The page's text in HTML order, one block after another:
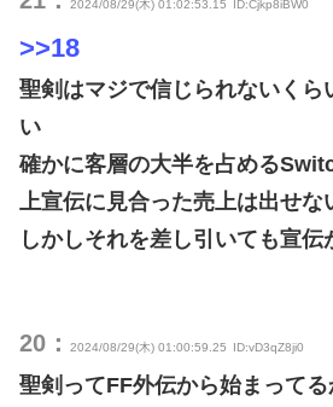
2024/08/29(木) 01:02:53.15 ID:Cjkp8iBW0
>>18
聖剣はマジで信じられないくら
い
確かに客層の大半を占める
上宣伝に見合った売上は出せな
しかしそれを差し引いても宣伝
20： 2024/08/29(木) 01:00:59.25 ID:vD3qZ8ji0
聖剣ってFF外伝から始まってる